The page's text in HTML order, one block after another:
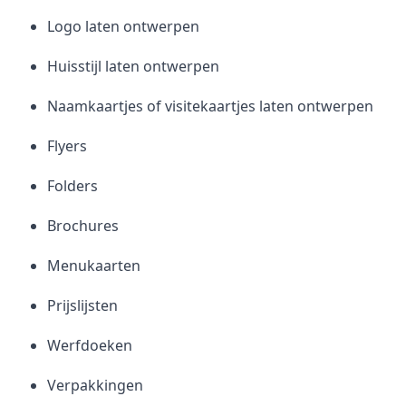
Logo laten ontwerpen
Huisstijl laten ontwerpen
Naamkaartjes of visitekaartjes laten ontwerpen
Flyers
Folders
Brochures
Menukaarten
Prijslijsten
Werfdoeken
Verpakkingen